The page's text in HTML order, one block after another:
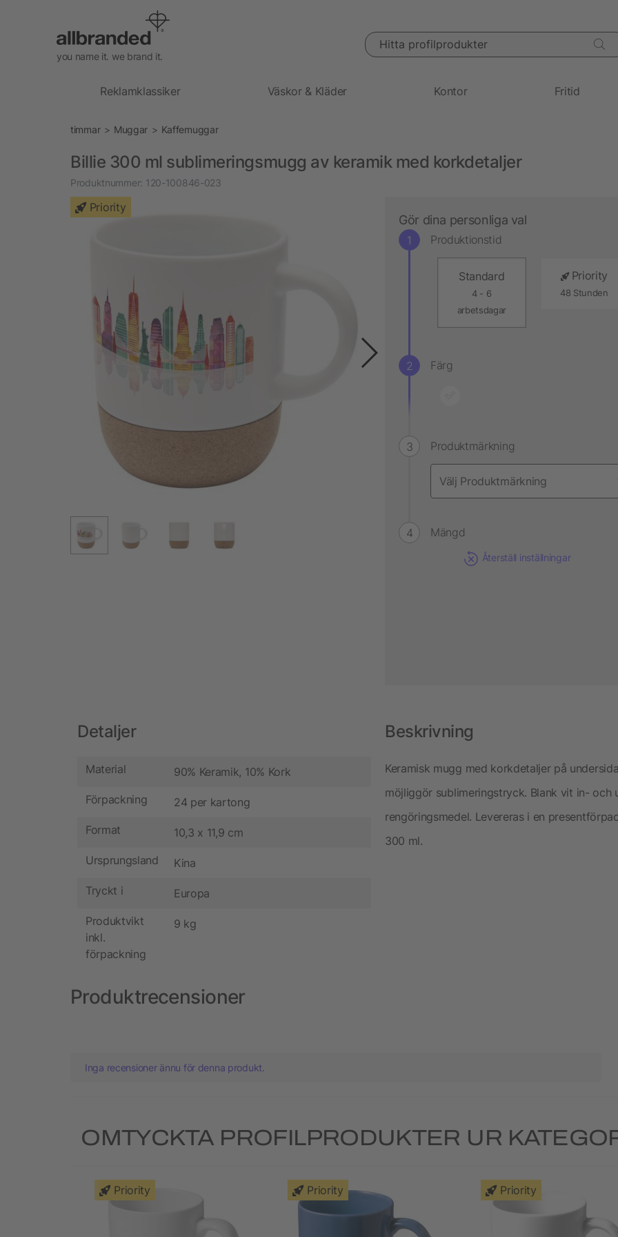
you name it. we brand it.
Hitta profilprodukter
Reklamklassiker Väskor & Kläder Kontor Fritid
timmar Muggar Kaffemuggar
Billie 300 ml sublimeringsmugg av keramik med korkdetaljer
Produktnummer: 120-100846-023
Priority
Gör dina personliga val
Produktionstid
Standard
4 - 6
arbetsdagar
Priority
48 Stunden
Färg
Produktmärkning
Mängd
Återställ inställningar
Detaljer
Material 90% Keramik, 10% Kork
Förpackning 24 per kartong
Format 10,3 x 11,9 cm
Ursprungsland Kina
Tryckt i Europa
Produktvikt
inkl.
förpackning
9 kg
Beskrivning
Keramisk mugg med korkdetaljer på
möjliggör sublimeringstryck. Blank vit in-
rengöringsmedel. Levereras i en
300 ml.
Produktrecensioner
Inga recensioner ännu för denna produkt.
OMTYCKTA PROFILPRODUKTER UR
Priority Priority Priority